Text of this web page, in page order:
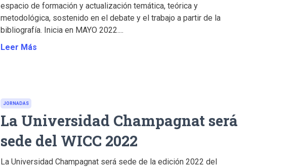
espacio de formación y actualización temática, teórica y
metodológica, sostenido en el debate y el trabajo a partir de la
bibliografía. Inicia en MAYO 2022....
Leer Más
JORNADAS
La Universidad Champagnat será
sede del WICC 2022
La Universidad Champagnat será sede de la edición 2022 del